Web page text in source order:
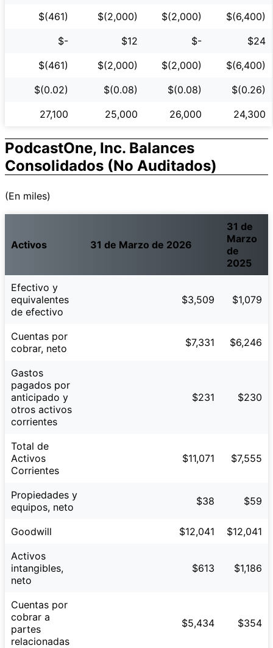
$(461) $(2,000) $(2,000)
$(6,400)
$-
$12 $-
$24
$(461)
$(2,000) $(2,000)
$(6,400)
$(0.02)
$(0.08) $(0.08)
$(0.26)
27,100
25,000 26,000 24,300
PodcastOne, Inc. Balances
Consolidados (No Auditados)
(En miles)
Activos 31 de Marzo de 2026
31 de
Marzo
de
2025
Efectivo y
equivalentes
de efectivo
$3,509 $1,079
Cuentas por
cobrar, neto
$7,331 $6,246
Gastos
pagados por
anticipado y
otros activos
corrientes
$231 $230
Total de
Activos
Corrientes
$11,071 $7,555
Propiedades y
equipos, neto
$38 $59
Goodwill $12,041
$12,041
Activos
intangibles,
neto
$613 $1,186
Cuentas por
cobrar a
partes
relacionadas
$5,434 $354